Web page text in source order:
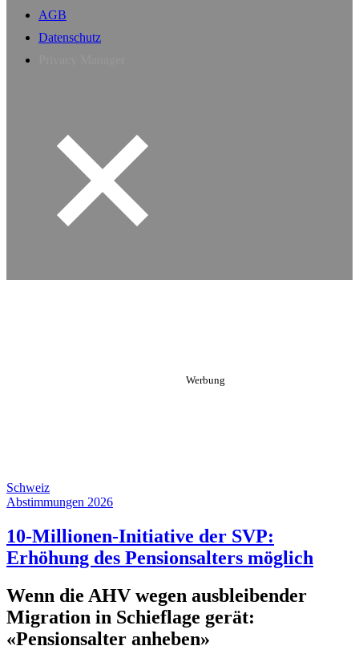
AGB
Datenschutz
Schweiz
Abstimmungen 2026
10-Millionen-Initiative der SVP:
Erhöhung des Pensionsalters möglich
Wenn die AHV wegen ausbleibender
Migration in Schieflage gerät:
«Pensionsalter anheben»